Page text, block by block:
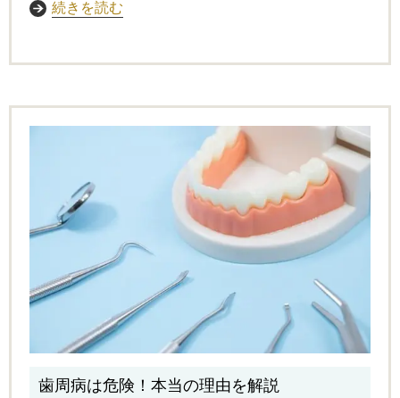
続きを読む
歯周病は危険！本当の理由を解説